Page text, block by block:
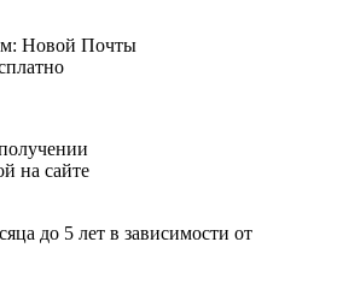
Новой Почты
на сайте
до 5 лет в зависимости от